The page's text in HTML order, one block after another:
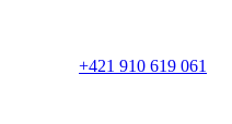
+421 910 619 061